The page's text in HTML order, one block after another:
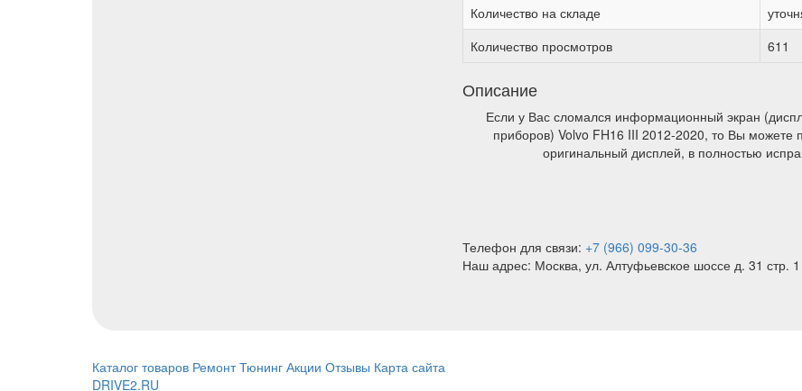
Количество на складе
Количество просмотров
611
Описание
Если у Вас сломался информационный экран
приборов) Volvo FH16 III 2012-2020, то Вы можете
оригинальный дисплей, в полностью
Телефон для связи: +7 (966) 099-30-36
Наш адрес: Москва, ул. Алтуфьевское шоссе д. 31 стр.
Каталог товаров Ремонт Тюнинг Акции Отзывы Карта сайта
DRIVE2.RU